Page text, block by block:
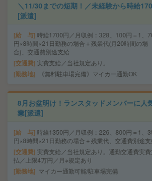
＼11/30までの短期！／未経験から時給
[派遣]
給 与 時給1700円／月収例：328、100円＝1、
円×8時間×21日勤務の場合＋残業代(月20時間の場
合)、交通費別途支給
交通費 実費支給／当社規定あり。
勤務地 《無料駐車場完備》マイカー通勤OK
8月お盆明け！ランスタッドメンバーに人
業[派遣]
給 与 時給1350円／月収例：226、800円＝1、
円×8時間×21日勤務の場合＋残業代、交通費別途支
交通費 実費支給／当社規定あり。通勤交通費実費
払／上限4万円／月※規定あり
勤務地 マイカー通勤可能/駐車場完備